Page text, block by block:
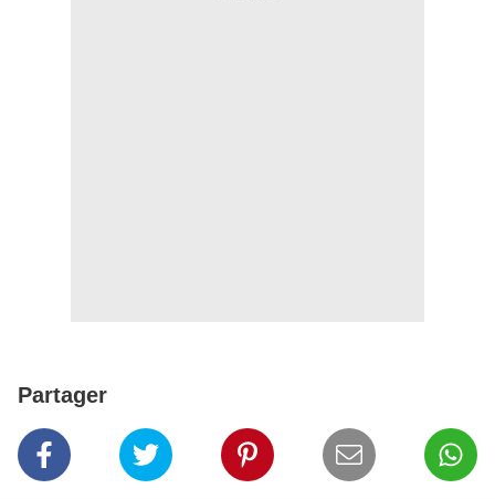
Partager